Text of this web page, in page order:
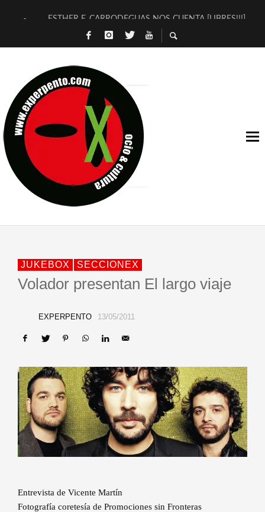
ESTHER F. CARRODEGUAS NOS CUENTA [LIBRES!!!]
[TERRA DE GUAPES] DE SANDRA MONFORT
TIMBRE 4, LA ESCUELA DEL DIRECTOR TEATRAL CLAUDIO
30 AÑOS (NO ES NADA) DE LA KATARSIS DEL TOMATAZO
MILITARES JUDÍAS EN #EXVITA
D’BALDOMEROS REINVENTAN [BITÁCORA 3.0] EN EXVITA
MARSHALL FLASH PRESENTA EN EXVITA [RELATIVA
JOFRE BARDAGÍ EN EXVITA INTERPRETANDO A SERRAT
JUKEBOX SECCIONEX
Volador presentan El largo viaje
EXPERPENTO 13/05/2011
Entrevista de Vicente Martín
Fotografía coretesía de Promociones sin Fronteras